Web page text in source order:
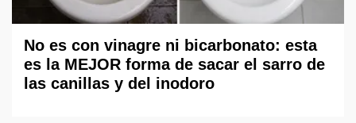
No es con vinagre ni bicarbonato: esta
es la MEJOR forma de sacar el sarro de
las canillas y del inodoro